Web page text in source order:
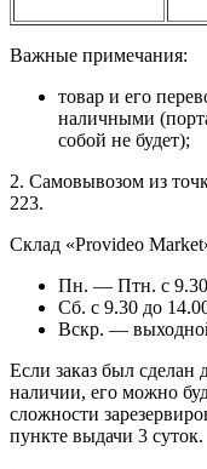
Важные примечания:
товар и его
наличными
собой не будет);
2. Самовывозом из
223.
Склад «Provideo
Пн. — Птн. с 9.30
Сб. с 9.30 до
Вскр. —
Если заказ был сделан
наличии, его можно
сложности
пункте выдачи 3 суток.